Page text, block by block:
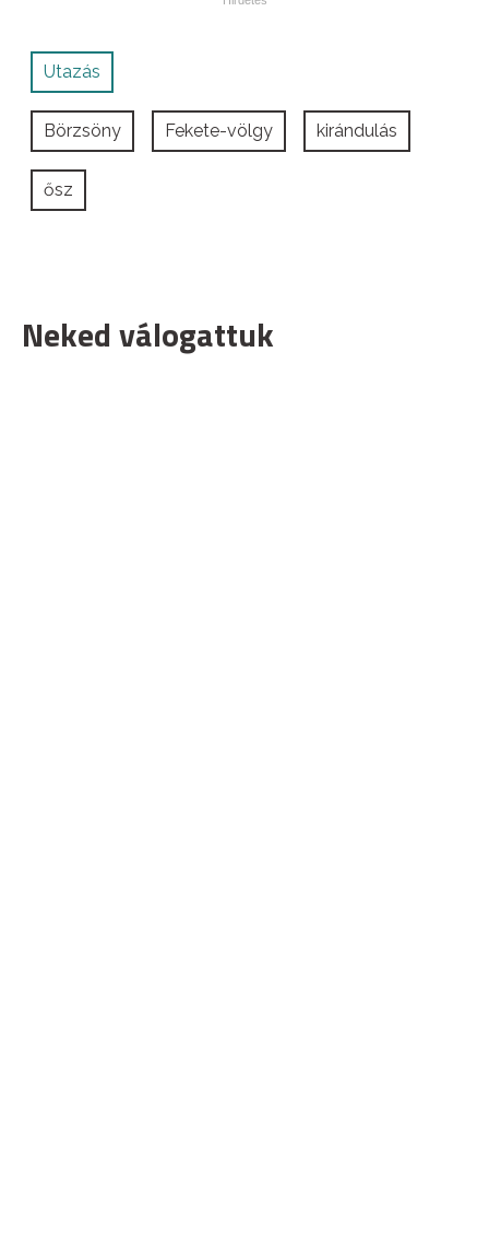
Utazás
Börzsöny Fekete-völgy kirándulás
ősz
Neked válogattuk